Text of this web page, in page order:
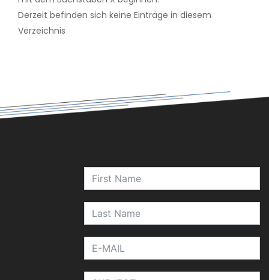
Derzeit befinden sich keine Einträge in diesem
Verzeichnis